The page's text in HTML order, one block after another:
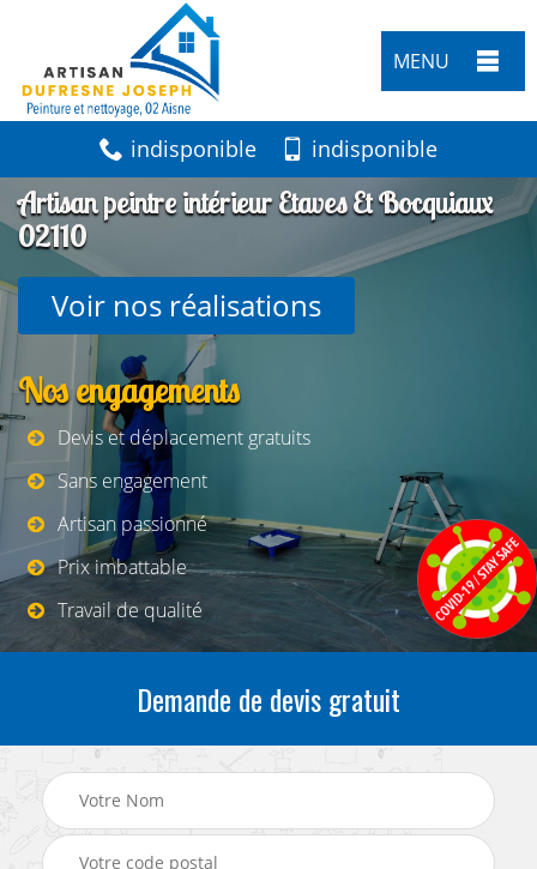
MENU
indisponible indisponible
Artisan peintre intérieur Etaves Et Bocquiaux
02110
Voir nos réalisations
Nos engagements
Devis et déplacement gratuits
Sans engagement
Artisan passionné
Prix imbattable
Travail de qualité
Demande de devis gratuit